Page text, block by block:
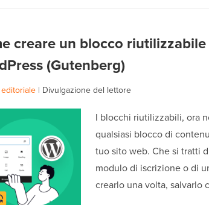
creare un blocco
(Gutenberg)
| Divulgazione del lettore
I blocchi riutilizzabili, ora
qualsiasi blocco di
tuo sito web. Che si tratti
modulo di iscrizione o di
crearlo una volta, salvarlo